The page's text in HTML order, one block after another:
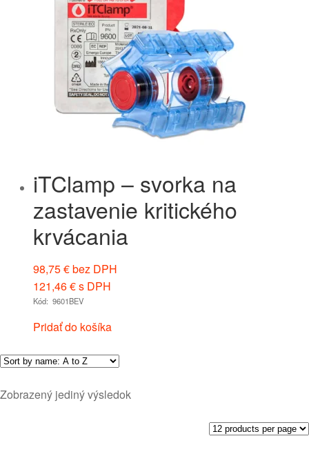
iTClamp – svorka na
zastavenie kritického
krvácania
98,75€bez DPH
121,46€s DPH
Kód: 9601BEV
Pridať do košíka
Zobrazený jediný výsledok